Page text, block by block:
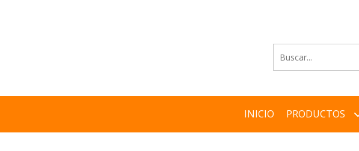
INICIO PRODUCTOS